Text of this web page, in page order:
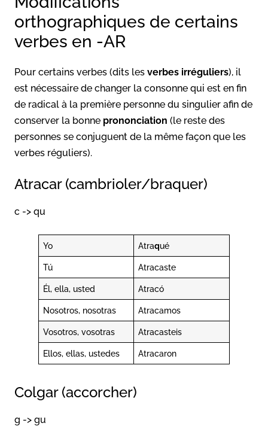
orthographiques de certains
verbes en -AR
Pour certains verbes (dits les verbes irréguliers), il
est nécessaire de changer la consonne qui est en fin
de radical à la première personne du singulier afin de
conserver la bonne prononciation (le reste des
personnes se conjuguent de la même façon que les
verbes réguliers).
Atracar (cambrioler/braquer)
c -> qu
Yo Atraqué
Tú Atracaste
Él, ella, usted Atracó
Nosotros, nosotras Atracamos
Vosotros, vosotras Atracasteis
Ellos, ellas, ustedes Atracaron
Colgar (accorcher)
g -> gu